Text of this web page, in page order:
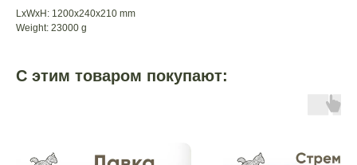
LxWxH: 1200x240x210 mm
Weight: 23000 g
С этим товаром покупают: